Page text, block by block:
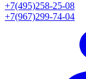
+7(495)258-25-08
+7(967)299-74-04